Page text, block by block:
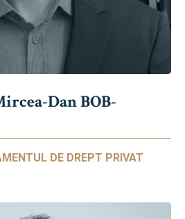
Dan BOB-
DE DREPT PRIVAT